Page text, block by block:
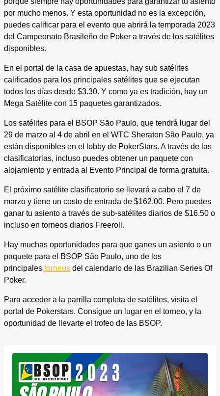
por mucho menos. Y esta oportunidad no es la excepción,
puedes calificar para el evento que abrirá la temporada 2023
del Campeonato Brasileño de Poker a través de los satélites
disponibles.
En el portal de la casa de apuestas, hay sub satélites
calificados para los principales satélites que se ejecutan
todos los días desde $3.30. Y como ya es tradición, hay un
Mega Satélite con 15 paquetes garantizados.
Los satélites para el BSOP São Paulo, que tendrá lugar del
29 de marzo al 4 de abril en el WTC Sheraton São Paulo, ya
están disponibles en el lobby de PokerStars. A través de las
clasificatorias, incluso puedes obtener un paquete con
alojamiento y entrada al Evento Principal de forma gratuita.
El próximo satélite clasificatorio se llevará a cabo el 7 de
marzo y tiene un costo de entrada de $162.00. Pero puedes
ganar tu asiento a través de sub-satélites diarios de $16.50 o
incluso en torneos diarios Freeroll.
Hay muchas oportunidades para que ganes un asiento o un
paquete para el BSOP São Paulo, uno de los
principales torneos del calendario de las Brazilian Series Of
Poker.
Para acceder a la parrilla completa de satélites, visita el
portal de Pokerstars. Consigue un lugar en el torneo, y la
oportunidad de llevarte el trofeo de las BSOP.